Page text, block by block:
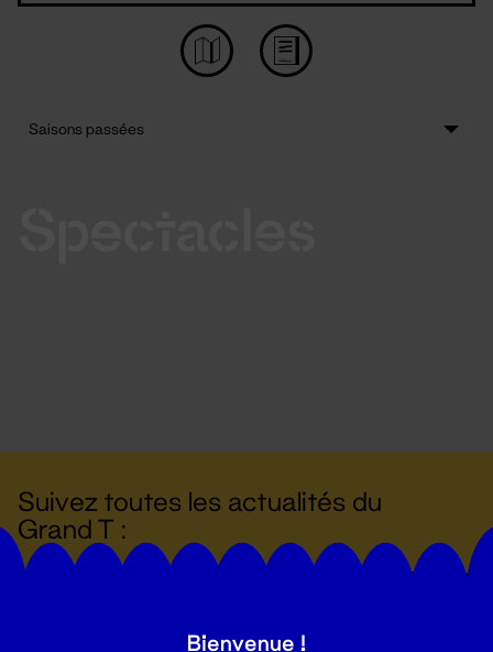
Suivez toutes les actualités du
Grand T :
Bienvenue !